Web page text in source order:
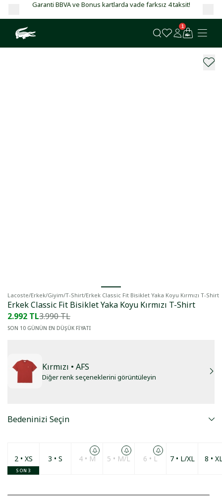
Garanti BBVA ve Bonus kartlarda vade farksız 4 taksit!
1
Lacoste/Erkek/Giyim/T-Shirt/Erkek Classic Fit Bisiklet Yaka Koyu Kırmızı T-Shirt
Erkek Classic Fit Bisiklet Yaka Koyu Kırmızı T-Shirt
2.992 TL3.990 TL
SON 10 GÜNÜN EN DÜŞÜK FİYATI
Kırmızı • AFS
Diğer renk seçeneklerini görüntüleyin
Bedeninizi Seçin
2 • XS
SON 3
3 • S 4 • M 5 • M/L 6 • L 7 • L/XL 8 •